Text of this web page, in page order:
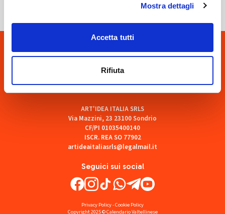
Mostra dettagli
Accetta tutti
Rifiuta
Seguici sui social
ART'IDEA ITALIA SRLS
Via Mazzini, 23 23100 Sondrio
CF/PI 01035400140
ISCR. REA SO 77902
artideaitaliasrls@legalmail.it
Privacy Policy-Cookie Policy
Copyright 2025 © Calendario Valtellinese